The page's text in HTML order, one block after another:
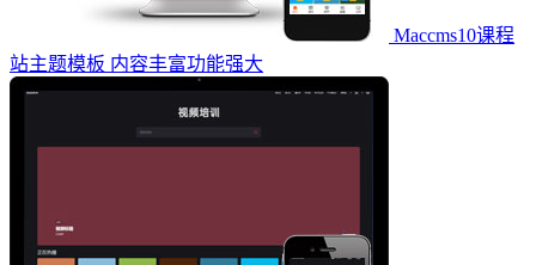
Maccms10课程
站主题模板 内容丰富功能强大